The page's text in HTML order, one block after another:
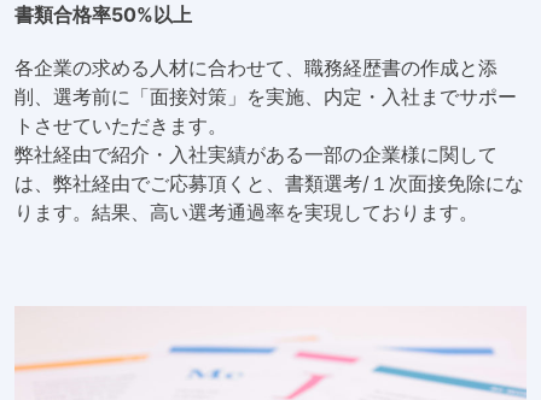
書類合格率50%以上
各企業の求める人材に合わせて、職務経歴書の作成と添
削、選考前に「面接対策」を実施、内定・入社までサポー
トさせていただきます。
弊社経由で紹介・入社実績がある一部の企業様に関して
は、弊社経由でご応募頂くと、書類選考/１次面接免除にな
ります。結果、高い選考通過率を実現しております。